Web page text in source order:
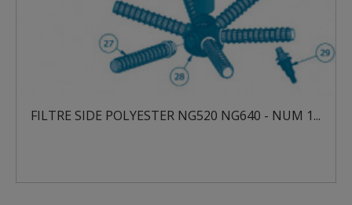
FILTRE SIDE POLYESTER NG520 NG640 - NUM 1...